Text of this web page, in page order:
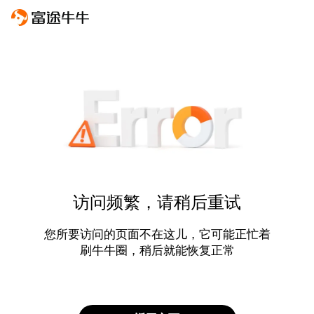
访问频繁，请稍后重试
您所要访问的页面不在这儿，它可能正忙着
刷牛牛圈，稍后就能恢复正常